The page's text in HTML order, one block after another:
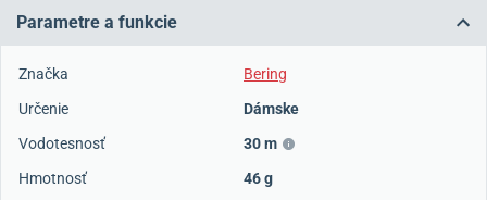
Parametre a funkcie
Značka
Bering
Určenie
Dámske
Vodotesnosť
30 m
Hmotnosť
46 g